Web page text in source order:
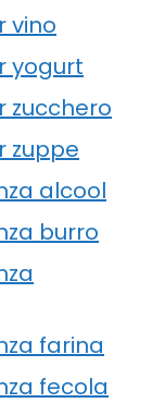
vino
yogurt
zucchero
zuppe
alcool
burro
farina
fecola